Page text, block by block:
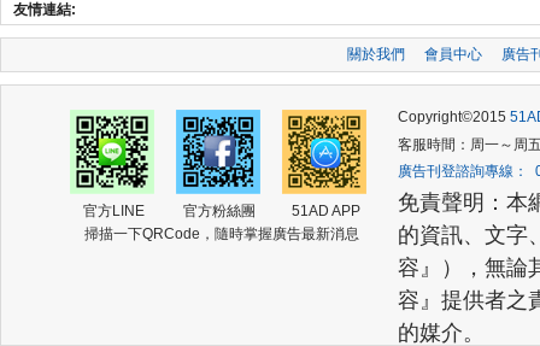
友情連結:
關於我們 會員中心 廣告
官方LINE 官方粉絲團
51AD APP
掃描一下QRCode，隨時掌握廣告最新消息
Copyright©2015
客服時間：周一～周
廣告刊登諮詢專線
免責聲明：本
的資訊、文字
容』），無論
容』提供者之
的媒介。